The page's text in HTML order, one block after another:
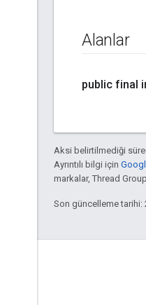
Alanlar
public final
Aksi belirtilmediği
Ayrıntılı bilgi için
markalar, Thread
Son güncelleme tarihi: